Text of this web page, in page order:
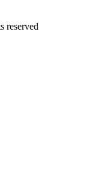
reserved